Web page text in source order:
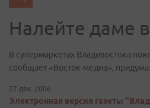
Налейте даме
В супермаркетах Владивостока
сообщает «Восток-медиа»,
27 дек. 2006
Электронная версия газеты